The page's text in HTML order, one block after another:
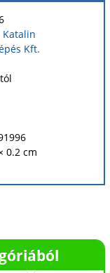
Katalin
Kft.
0.2 cm